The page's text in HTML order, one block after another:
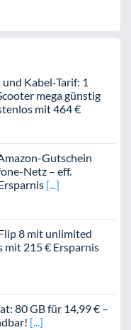
Kabel-Tarif: 1
mega günstig
mit 464 €
Gutschein
Netz – eff.
8 mit unlimited
mit 215 € Ersparnis
80 GB für 14,99 € –